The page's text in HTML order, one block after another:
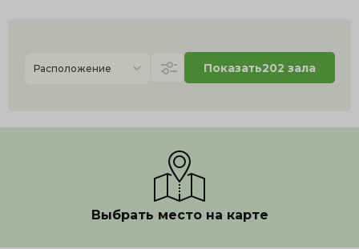
Расположение Показать202 зала
Выбрать место на карте